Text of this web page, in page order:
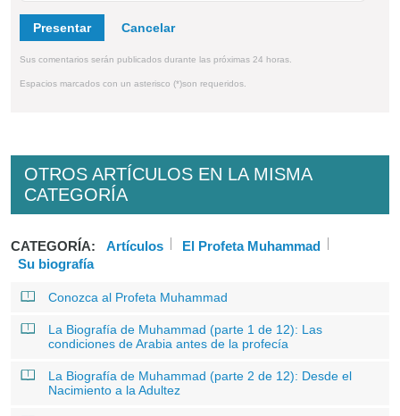
Presentar
Sus comentarios serán publicados durante las próximas 24 horas.
Espacios marcados con un asterisco (*)son requeridos.
OTROS ARTÍCULOS EN LA MISMA
CATEGORÍA
CATEGORÍA: Artículos
El Profeta Muhammad
Su biografía
Conozca al Profeta Muhammad
La Biografía de Muhammad (parte 1 de 12): Las
condiciones de Arabia antes de la profecía
La Biografía de Muhammad (parte 2 de 12): Desde el
Nacimiento a la Adultez